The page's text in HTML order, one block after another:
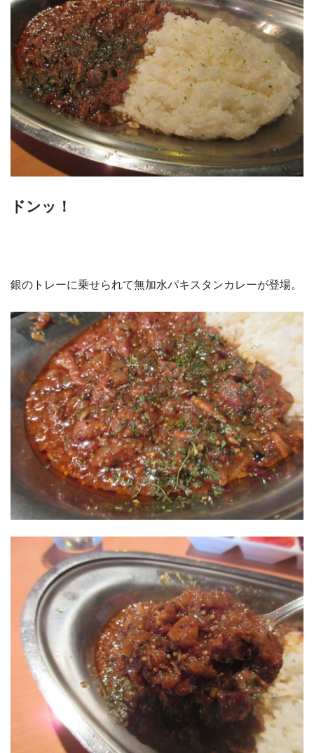
ドンッ！
銀のトレーに乗せられて無加水パキスタンカレーが登場。